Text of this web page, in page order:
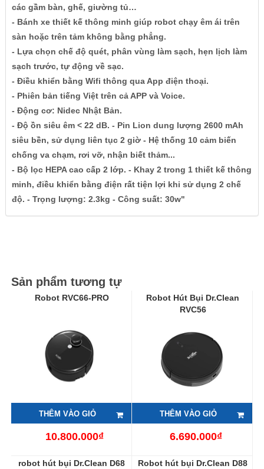
các gầm bàn, ghế, giường tủ…
- Bánh xe thiết kế thông minh giúp robot chạy êm ái trên
sàn hoặc trên tảm không bằng phẳng.
- Lựa chọn chế độ quét, phân vùng làm sạch, hẹn lịch làm
sạch trước, tự động về sạc.
- Điều khiển bằng Wifi thông qua App điện thoại.
- Phiên bản tiếng Việt trên cả APP và Voice.
- Động cơ: Nidec Nhật Bản.
- Độ ồn siêu êm < 22 dB. - Pin Lion dung lượng 2600 mAh
siêu bền, sử dụng liên tục 2 giờ - Hệ thống 10 cảm biến
chống va chạm, rơi vỡ, nhận biết thảm...
- Bộ lọc HEPA cao cấp 2 lớp. - Khay 2 trong 1 thiết kế thông
minh, điều khiển bằng điện rất tiện lợi khi sử dụng 2 chế
độ. - Trọng lượng: 2.3kg - Công suất: 30w"
Sản phẩm tương tự
Robot RVC66-PRO
THÊM VÀO GIỎ
10.800.000₫
Robot Hút Bụi Dr.Clean
RVC56
THÊM VÀO GIỎ
6.690.000₫
robot hút bụi Dr.Clean D68 Robot hút bụi Dr.Clean D88